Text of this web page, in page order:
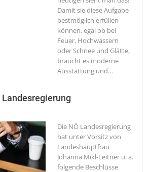
Damit sie diese Aufgabe
bestmöglich erfüllen
können, egal ob bei
Feuer, Hochwässern
oder Schnee und Glätte,
braucht es moderne
Ausstattung und…
Die NÖ Landesregierung
hat unter Vorsitz von
Landeshauptfrau
Johanna Mikl-Leitner u. a.
folgende Beschlüsse